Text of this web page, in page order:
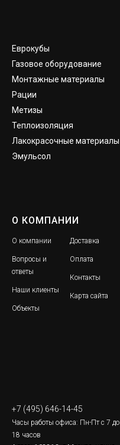
Еврокубы
Газовое оборудование
Монтажные материалы
Рации
Метизы
Теплоизоляция
Лакокрасочные материалы
Эмульсол
О КОМПАНИИ
О компании
Вопросы и
ответы
Наши клиенты
Объекты
Доставка
Оплата
Контакты
Карта сайта
+7 (495) 646-14-45
Часы работы офиса: Пн-Пт с 7 до
18 часов